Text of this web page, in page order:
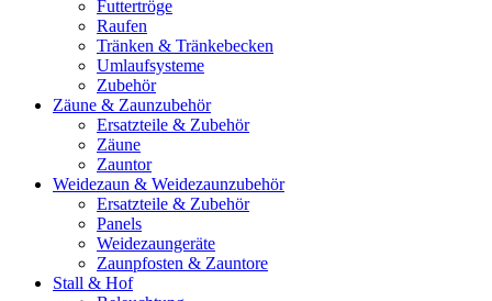
Futtertröge
Raufen
Tränken & Tränkebecken
Umlaufsysteme
Zubehör
Zäune & Zaunzubehör
Ersatzteile & Zubehör
Zäune
Zauntor
Weidezaun & Weidezaunzubehör
Ersatzteile & Zubehör
Panels
Weidezaungeräte
Zaunpfosten & Zauntore
Stall & Hof